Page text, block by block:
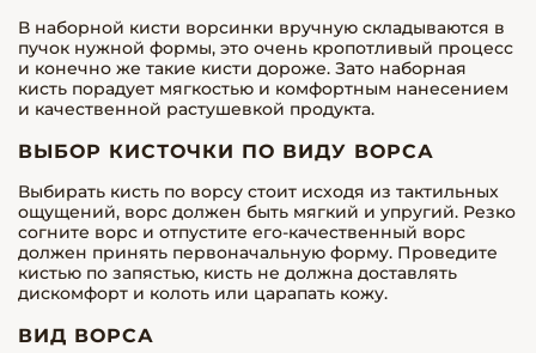
В наборной кисти ворсинки вручную складываются в
пучок нужной формы, это очень кропотливый процесс
и конечно же такие кисти дороже. Зато наборная
кисть порадует мягкостью и комфортным нанесением
и качественной растушевкой продукта.
ВЫБОР КИСТОЧКИ ПО ВИДУ ВОРСА
Выбирать кисть по ворсу стоит исходя из тактильных
ощущений, ворс должен быть мягкий и упругий. Резко
согните ворс и отпустите его-качественный ворс
должен принять первоначальную форму. Проведите
кистью по запястью, кисть не должна доставлять
дискомфорт и колоть или царапать кожу.
ВИД ВОРСА